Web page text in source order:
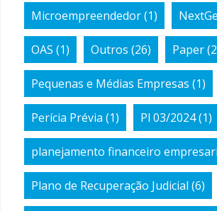
Microempreendedor(1)
OAS (1) Outros (26) Paper
Pequenas e Médias Empresas (1)
Perícia Prévia (1) Pl 03/2024(1)
planejamento financeiro
Plano de Recuperação Judicial (6)